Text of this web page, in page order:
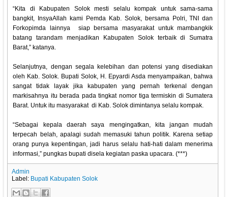
“Kita di Kabupaten Solok mesti selalu kompak untuk sama-sama
bangkit, InsyaAllah kami Pemda Kab. Solok, bersama Polri, TNI dan
Forkopimda lainnya siap bersama masyarakat untuk mambangkik
batang tarandam menjadikan Kabupaten Solok terbaik di Sumatra
Barat,” katanya.
Selanjutnya, dengan segala kelebihan dan potensi yang disediakan
oleh Kab. Solok. Bupati Solok, H. Epyardi Asda menyampaikan, bahwa
sangat tidak layak jika kabupaten yang pernah terkenal dengan
markisahnya itu berada pada tingkat nomor tiga termiskin di Sumatera
Barat. Untuk itu masyarakat di Kab. Solok dimintanya selalu kompak.
“Sebagai kepala daerah saya mengingatkan, kita jangan mudah
terpecah belah, apalagi sudah memasuki tahun politik. Karena setiap
orang punya kepentingan, jadi harus selalu hati-hati dalam menerima
informasi,” pungkas bupati disela kegiatan paska upacara. (***)
Admin
Label: Bupati Kabupaten Solok